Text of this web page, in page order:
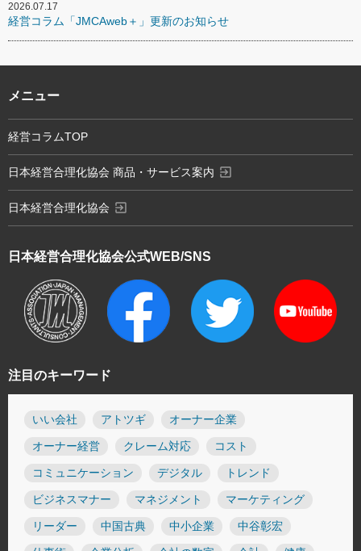
2026.07.17
経営コラム「JMCAweb＋」更新のお知らせ
注目のキーワード
いい会社 アトツギ オーナー企業
オーナー経営 クレーム対応 コスト
コミュニケーション デジタル トレンド
ビジネスマナー マネジメント マーケティング
リーダー 中国古典 中小企業 中谷彰宏
日本経営合理化協会公式WEB/SNS
メニュー
経営コラムTOP
日本経営合理化協会 商品・サービス案内 exit_to_app
日本経営合理化協会 exit_to_app